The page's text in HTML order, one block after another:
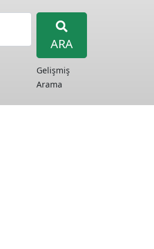
ARA
Gelişmiş
Arama